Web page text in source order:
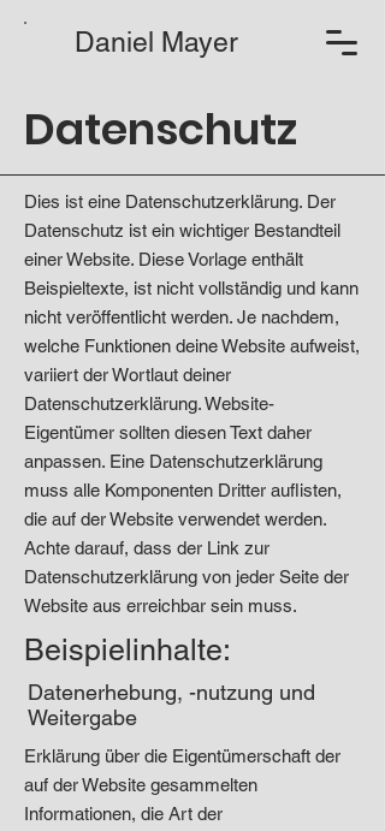
Daniel Mayer
Datenschutz
Dies ist eine Datenschutzerklärung. Der
Datenschutz ist ein wichtiger Bestandteil
einer Website. Diese Vorlage enthält
Beispieltexte, ist nicht vollständig und kann
nicht veröffentlicht werden. Je nachdem,
welche Funktionen deine Website aufweist,
variiert der Wortlaut deiner
Datenschutzerklärung. Website-
Eigentümer sollten diesen Text daher
anpassen. Eine Datenschutzerklärung
muss alle Komponenten Dritter auflisten,
die auf der Website verwendet werden.
Achte darauf, dass der Link zur
Datenschutzerklärung von jeder Seite der
Website aus erreichbar sein muss.
Beispielinhalte:
Datenerhebung, -nutzung und
Weitergabe
Erklärung über die Eigentümerschaft der
auf der Website gesammelten
Informationen, die Art der